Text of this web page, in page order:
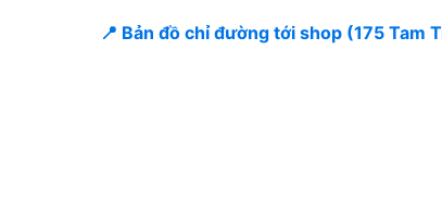
📍 Bản đồ chỉ đường tới shop (175 Tam